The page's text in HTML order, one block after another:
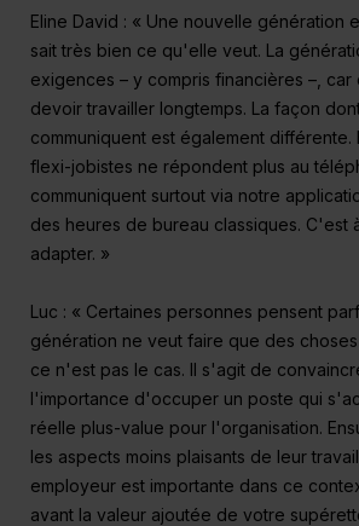
Eline David : « Une nouvelle génération
sait très bien ce qu'elle veut. La
exigences – y compris financières –,
devoir travailler longtemps. La façon
communiquent est également
flexi-jobistes ne répondent plus au
communiquent surtout via notre
des heures de bureau classiques. C'est
adapter. »
Luc : « Certaines personnes pensent
génération ne veut faire que des
ce n'est pas le cas. Il s'agit de
l'importance d'occuper un poste qui
réelle plus-value pour l'organisation.
les aspects moins plaisants de leur
employeur est importante dans ce
avant la valeur ajoutée de votre